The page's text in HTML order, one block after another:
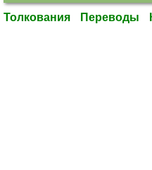
Толкования Переводы